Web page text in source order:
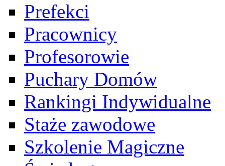
Prefekci
Pracownicy
Profesorowie
Puchary Domów
Rankingi Indywidualne
Staże zawodowe
Szkolenie Magiczne